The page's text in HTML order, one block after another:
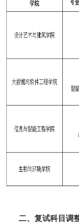
二、复试科目调